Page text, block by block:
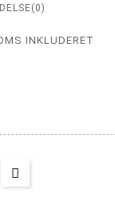
INKLUDERET